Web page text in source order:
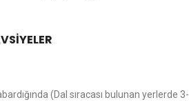
(Dal sıracası bulunan yerlerde